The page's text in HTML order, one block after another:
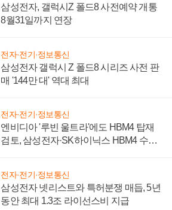
삼성전자, 갤럭시Z 폴드8 사전예약 개통
8월31일까지 연장
전자·전기·정보통신
삼성전자 갤럭시 Z 폴드8 시리즈 사전 판
매 '144만 대' 역대 최대
전자·전기·정보통신
엔비디아 '루빈 울트라'에도 HBM4 탑재
검토, 삼성전자·SK하이닉스 HBM4 수율
전자·전기·정보통신
삼성전자 넷리스트와 특허분쟁 매듭, 5년
동안 최대 1.3조 라이선스비 지급